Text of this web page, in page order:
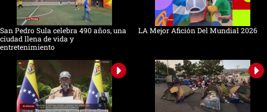
San Pedro Sula celebra 490 años, una
ciudad llena de vida y
entretenimiento
LA Mejor Afición Del Mundial 2026